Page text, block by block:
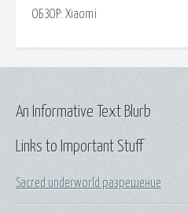
ОБЗОР: Xiaomi
Links to Important Stuff
Sacred underworld разрешение
An Informative Text Blurb